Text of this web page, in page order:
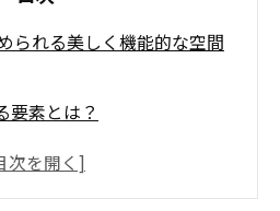
られる美しく機能的な空間
要素とは？
ス効果を高めるコツ